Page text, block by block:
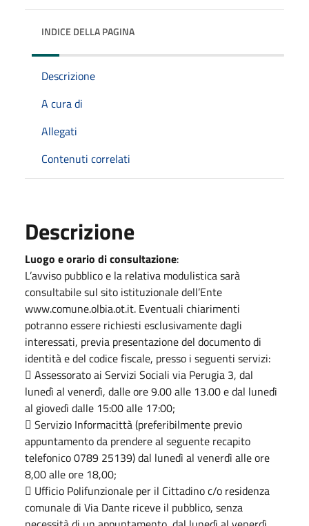
INDICE DELLA PAGINA
Descrizione
A cura di
Allegati
Contenuti correlati
Descrizione
Luogo e orario di consultazione:
L’avviso pubblico e la relativa modulistica sarà
consultabile sul sito istituzionale dell’Ente
www.comune.olbia.ot.it. Eventuali chiarimenti
potranno essere richiesti esclusivamente dagli
interessati, previa presentazione del documento di
identità e del codice fiscale, presso i seguenti servizi:
 Assessorato ai Servizi Sociali via Perugia 3, dal
lunedì al venerdì, dalle ore 9.00 alle 13.00 e dal lunedì
al giovedì dalle 15:00 alle 17:00;
 Servizio Informacittà (preferibilmente previo
appuntamento da prendere al seguente recapito
telefonico 0789 25139) dal lunedì al venerdì alle ore
8,00 alle ore 18,00;
 Ufficio Polifunzionale per il Cittadino c/o residenza
comunale di Via Dante riceve il pubblico, senza